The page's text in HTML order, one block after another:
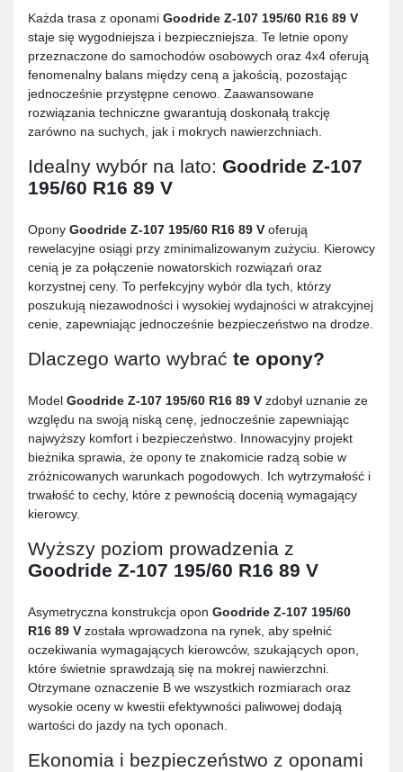
Każda trasa z oponami Goodride Z-107 195/60 R16 89 V
staje się wygodniejsza i bezpieczniejsza. Te letnie opony
przeznaczone do samochodów osobowych oraz 4x4 oferują
fenomenalny balans między ceną a jakością, pozostając
jednocześnie przystępne cenowo. Zaawansowane
rozwiązania techniczne gwarantują doskonałą trakcję
zarówno na suchych, jak i mokrych nawierzchniach.
Idealny wybór na lato: Goodride Z-107
195/60 R16 89 V
Opony Goodride Z-107 195/60 R16 89 V oferują
rewelacyjne osiągi przy zminimalizowanym zużyciu. Kierowcy
cenią je za połączenie nowatorskich rozwiązań oraz
korzystnej ceny. To perfekcyjny wybór dla tych, którzy
poszukują niezawodności i wysokiej wydajności w atrakcyjnej
cenie, zapewniając jednocześnie bezpieczeństwo na drodze.
Dlaczego warto wybrać te opony?
Model Goodride Z-107 195/60 R16 89 V zdobył uznanie ze
względu na swoją niską cenę, jednocześnie zapewniając
najwyższy komfort i bezpieczeństwo. Innowacyjny projekt
bieżnika sprawia, że opony te znakomicie radzą sobie w
zróżnicowanych warunkach pogodowych. Ich wytrzymałość i
trwałość to cechy, które z pewnością docenią wymagający
kierowcy.
Wyższy poziom prowadzenia z
Goodride Z-107 195/60 R16 89 V
Asymetryczna konstrukcja opon Goodride Z-107 195/60
R16 89 V została wprowadzona na rynek, aby spełnić
oczekiwania wymagających kierowców, szukających opon,
które świetnie sprawdzają się na mokrej nawierzchni.
Otrzymane oznaczenie B we wszystkich rozmiarach oraz
wysokie oceny w kwestii efektywności paliwowej dodają
wartości do jazdy na tych oponach.
Ekonomia i bezpieczeństwo z oponami